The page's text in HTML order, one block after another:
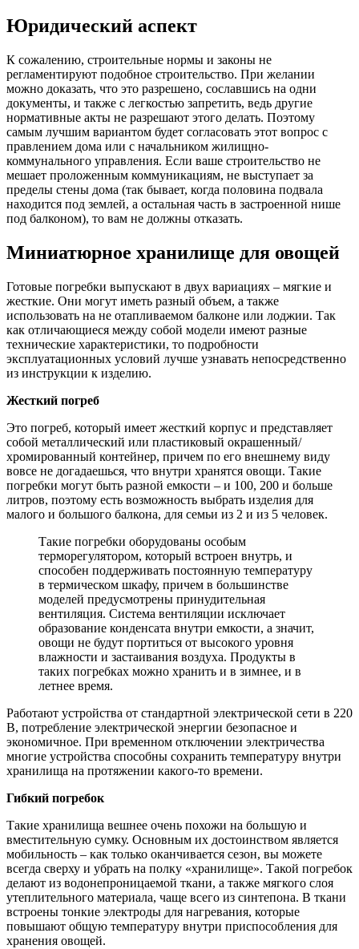
Юридический аспект
К сожалению, строительные нормы и законы не
регламентируют подобное строительство. При желании
можно доказать, что это разрешено, сославшись на одни
документы, и также с легкостью запретить, ведь другие
нормативные акты не разрешают этого делать. Поэтому
самым лучшим вариантом будет согласовать этот вопрос с
правлением дома или с начальником жилищно-
коммунального управления. Если ваше строительство не
мешает проложенным коммуникациям, не выступает за
пределы стены дома (так бывает, когда половина подвала
находится под землей, а остальная часть в застроенной нише
под балконом), то вам не должны отказать.
Миниатюрное хранилище для овощей
Готовые погребки выпускают в двух вариациях – мягкие и
жесткие. Они могут иметь разный объем, а также
использовать на не отапливаемом балконе или лоджии. Так
как отличающиеся между собой модели имеют разные
технические характеристики, то подробности
эксплуатационных условий лучше узнавать непосредственно
из инструкции к изделию.
Жесткий погреб
Это погреб, который имеет жесткий корпус и представляет
собой металлический или пластиковый окрашенный/
хромированный контейнер, причем по его внешнему виду
вовсе не догадаешься, что внутри хранятся овощи. Такие
погребки могут быть разной емкости – и 100, 200 и больше
литров, поэтому есть возможность выбрать изделия для
малого и большого балкона, для семьи из 2 и из 5 человек.
Такие погребки оборудованы особым
терморегулятором, который встроен внутрь, и
способен поддерживать постоянную температуру
в термическом шкафу, причем в большинстве
моделей предусмотрены принудительная
вентиляция. Система вентиляции исключает
образование конденсата внутри емкости, а значит,
овощи не будут портиться от высокого уровня
влажности и застаивания воздуха. Продукты в
таких погребках можно хранить и в зимнее, и в
летнее время.
Работают устройства от стандартной электрической сети в 220
В, потребление электрической энергии безопасное и
экономичное. При временном отключении электричества
многие устройства способны сохранить температуру внутри
хранилища на протяжении какого-то времени.
Гибкий погребок
Такие хранилища вешнее очень похожи на большую и
вместительную сумку. Основным их достоинством является
мобильность – как только оканчивается сезон, вы можете
всегда сверху и убрать на полку «хранилище». Такой погребок
делают из водонепроницаемой ткани, а также мягкого слоя
утеплительного материала, чаще всего из синтепона. В ткани
встроены тонкие электроды для нагревания, которые
повышают общую температуру внутри приспособления для
хранения овощей.